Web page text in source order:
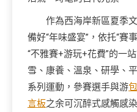
作為西海岸新區夏季
備好“年味盛宴”，依托“賽
“不雅賽+游玩+花費”的一
雪、康養、溫泉、研學、
系列運動，參賽選手與游
言板之余可沉醉式感觸感